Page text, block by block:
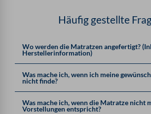
Häufig gestellte
Wo werden die Matratzen angefertigt?
Herstellerinformation)
Was mache ich, wenn ich meine
nicht finde?
Was mache ich, wenn die Matratze nicht
Vorstellungen entspricht?